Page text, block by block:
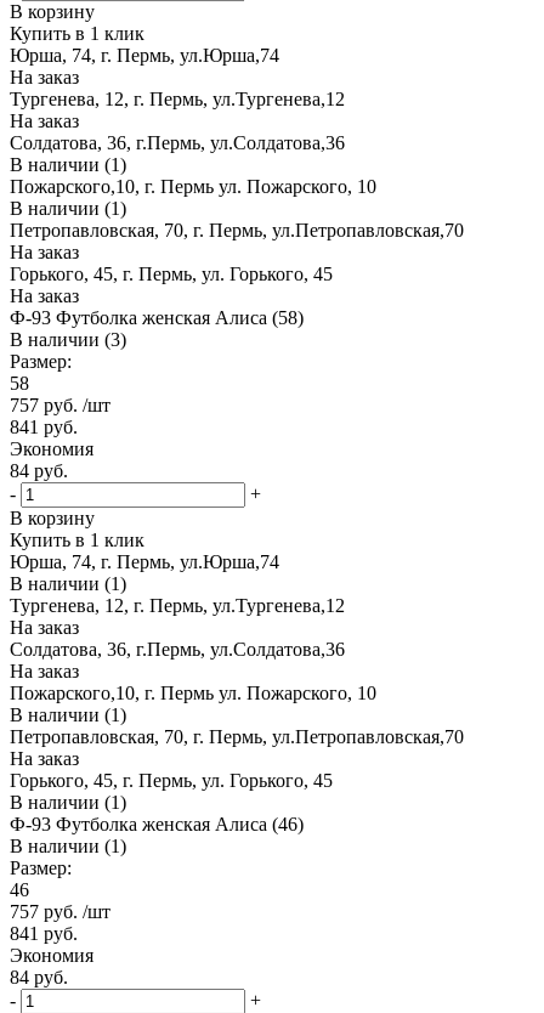
В корзину
Купить в 1 клик
Юрша, 74, г. Пермь, ул.Юрша,74
На заказ
Тургенева, 12, г. Пермь, ул.Тургенева,12
На заказ
Солдатова, 36, г.Пермь, ул.Солдатова,36
В наличии (1)
Пожарского,10, г. Пермь ул. Пожарского, 10
В наличии (1)
Петропавловская, 70, г. Пермь, ул.Петропавловская,70
На заказ
Горького, 45, г. Пермь, ул. Горького, 45
На заказ
Ф-93 Футболка женская Алиса (58)
В наличии (3)
Размер:
58
757 руб. /шт
841 руб.
Экономия
84 руб.
-
+
В корзину
Купить в 1 клик
Юрша, 74, г. Пермь, ул.Юрша,74
В наличии (1)
Тургенева, 12, г. Пермь, ул.Тургенева,12
На заказ
Солдатова, 36, г.Пермь, ул.Солдатова,36
На заказ
Пожарского,10, г. Пермь ул. Пожарского, 10
В наличии (1)
Петропавловская, 70, г. Пермь, ул.Петропавловская,70
На заказ
Горького, 45, г. Пермь, ул. Горького, 45
В наличии (1)
Ф-93 Футболка женская Алиса (46)
В наличии (1)
Размер:
46
757 руб. /шт
841 руб.
Экономия
84 руб.
-
+